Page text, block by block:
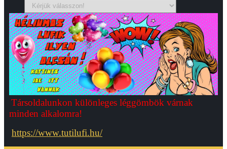
Társoldalunkon különleges léggömbök várnak
minden alkalomra!
https://www.tutilufi.hu/